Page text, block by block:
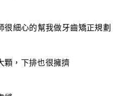
細心的幫我做牙齒矯正規劃
顆，下排也很擁擠